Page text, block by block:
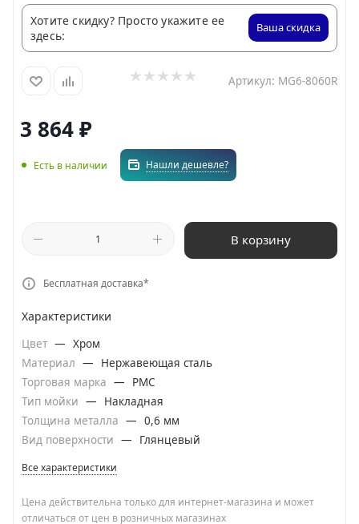
Хотите скидку? Просто укажите ее
здесь:
Ваша скидка
Артикул: MG6-8060R
3 864₽
Есть в наличии Нашли дешевле?
В корзину
Бесплатная доставка*
Характеристики
Цвет — Хром
Материал —
Нержавеющая сталь
Торговая марка —
РМС
Тип мойки —
Накладная
Толщина металла — 0,6 мм
Вид поверхности — Глянцевый
Все характеристики
Цена действительна только для интернет-магазина и может
отличаться от цен в розничных магазинах